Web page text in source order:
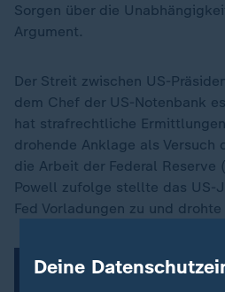
Sorgen über die
Argument.
Der Streit zwischen US-
dem Chef der US-Notenbank
hat strafrechtliche
drohende Anklage als Versuch
die Arbeit der Federal Reserve
Powell zufolge stellte das US-
Fed Vorladungen zu und
Deine